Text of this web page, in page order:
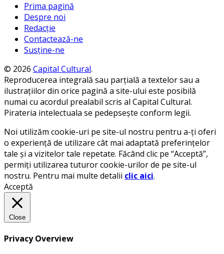
Prima pagină
Despre noi
Redacție
Contactează-ne
Susține-ne
© 2026 Capital Cultural.
Reproducerea integrală sau parțială a textelor sau a
ilustrațiilor din orice pagină a site-ului este posibilă
numai cu acordul prealabil scris al Capital Cultural.
Pirateria intelectuala se pedepsește conform legii.
Noi utilizăm cookie-uri pe site-ul nostru pentru a-ți oferi
o experiență de utilizare cât mai adaptată preferințelor
tale și a vizitelor tale repetate. Făcând clic pe “Acceptă”,
permiți utilizarea tuturor cookie-urilor de pe site-ul
nostru. Pentru mai multe detalii clic aici.
Acceptă
Close
Privacy Overview